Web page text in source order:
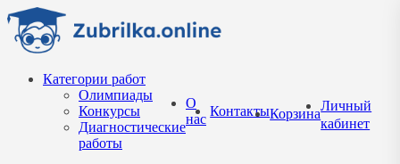
Перейти
содержанию
Категории работ
Олимпиады
Конкурсы
Диагностические
работы
О
нас
КонтактыКорзина
Личный
кабинет